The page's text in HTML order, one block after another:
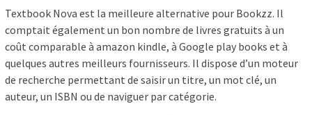
Textbook Nova est la meilleure alternative pour Bookzz. Il
comptait également un bon nombre de livres gratuits à un
coût comparable à amazon kindle, à Google play books et à
quelques autres meilleurs fournisseurs. Il dispose d’un moteur
de recherche permettant de saisir un titre, un mot clé, un
auteur, un ISBN ou de naviguer par catégorie.